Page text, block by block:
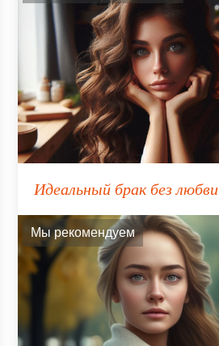
Идеальный брак без любви
Мы рекомендуем